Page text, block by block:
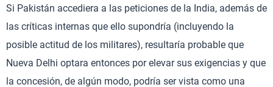
Si Pakistán accediera a las peticiones de la India, además de
las críticas internas que ello supondría (incluyendo la
posible actitud de los militares), resultaría probable que
Nueva Delhi optara entonces por elevar sus exigencias y que
la concesión, de algún modo, podría ser vista como una